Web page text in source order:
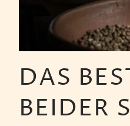
DAS
BEIDER